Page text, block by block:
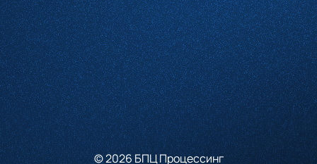
Я принимаю условияПользовательского соглашения
и согласен сПолитикой конфиденциальности
Отправить
© 2026 БПЦ Процессинг